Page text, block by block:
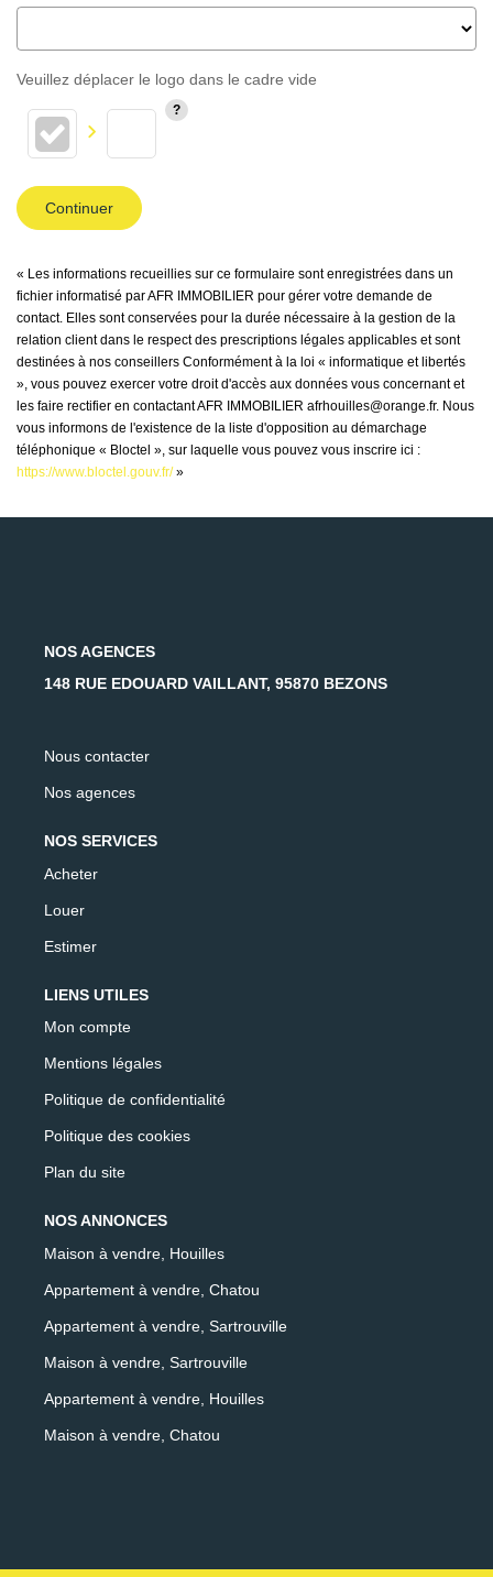
Veuillez déplacer le logo dans le cadre vide
Continuer
« Les informations recueillies sur ce formulaire sont enregistrées dans un
fichier informatisé par AFR IMMOBILIER pour gérer votre demande de
contact. Elles sont conservées pour la durée nécessaire à la gestion de la
relation client dans le respect des prescriptions légales applicables et sont
destinées à nos conseillers Conformément à la loi « informatique et libertés
», vous pouvez exercer votre droit d'accès aux données vous concernant et
les faire rectifier en contactant AFR IMMOBILIER afrhouilles@orange.fr. Nous
vous informons de l'existence de la liste d'opposition au démarchage
téléphonique « Bloctel », sur laquelle vous pouvez vous inscrire ici :
https://www.bloctel.gouv.fr/»
NOS AGENCES
148 RUE EDOUARD VAILLANT, 95870 BEZONS
Nous contacter
Nos agences
NOS SERVICES
Acheter
Louer
Estimer
LIENS UTILES
Mon compte
Mentions légales
Politique de confidentialité
Politique des cookies
Plan du site
NOS ANNONCES
Maison à vendre, Houilles
Appartement à vendre, Chatou
Appartement à vendre, Sartrouville
Maison à vendre, Sartrouville
Appartement à vendre, Houilles
Maison à vendre, Chatou